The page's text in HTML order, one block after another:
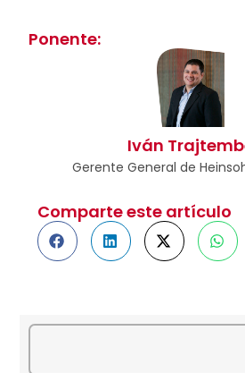
Ponente:
Iván
Gerente General de
Comparte este artículo